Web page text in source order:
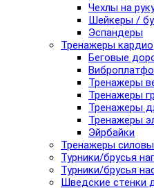
Чехлы на
Шейкеры /
Эспандеры
Тренажеры кардио
Беговые
Тренажеры
Тренажеры
Тренажеры
Тренажеры
Эйрбайки
Тренажеры
Турники/брусья
Турники/брусья
Шведские стенки